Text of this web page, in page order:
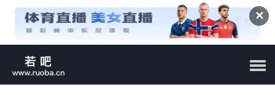
✕